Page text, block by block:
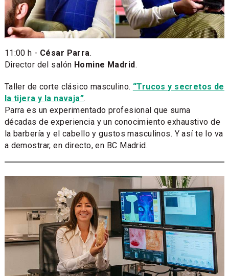
11:00 h - César Parra​.
Director del salón Homine Madrid.
Taller de corte clásico masculino. “Trucos y secretos de
la tijera y la navaja”.
Parra es un experimentado profesional que suma
décadas de experiencia y un conocimiento exhaustivo de
la barbería y el cabello y gustos masculinos. Y así te lo va
a demostrar, en directo, en BC Madrid.